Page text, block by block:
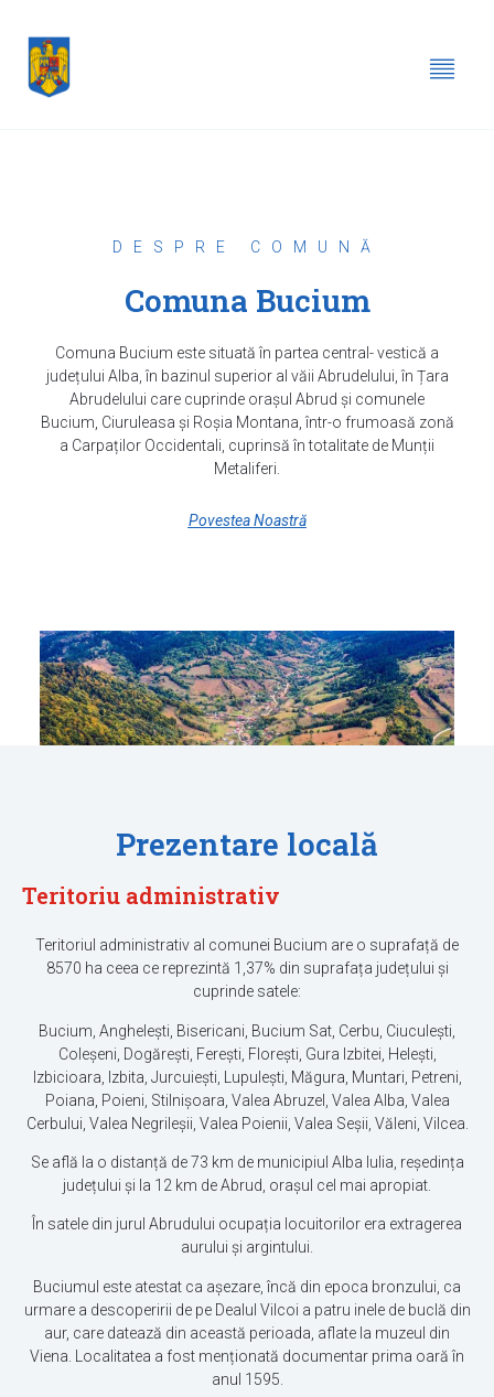
DESPRE COMUNĂ
Comuna Bucium
Comuna Bucium este situată în partea central- vestică a
județului Alba, în bazinul superior al văii Abrudelului, în Țara
Abrudelului care cuprinde orașul Abrud și comunele
Bucium, Ciuruleasa și Roșia Montana, într-o frumoasă zonă
a Carpaților Occidentali, cuprinsă în totalitate de Munții
Metaliferi.
Povestea Noastră
Prezentare locală
Teritoriu administrativ
Teritoriul administrativ al comunei Bucium are o suprafață de
8570 ha ceea ce reprezintă 1,37% din suprafața județului și
cuprinde satele:
Bucium, Anghelești, Bisericani, Bucium Sat, Cerbu, Ciuculești,
Coleșeni, Dogărești, Ferești, Florești, Gura Izbitei, Helești,
Izbicioara, Izbita, Jurcuiești, Lupulești, Măgura, Muntari, Petreni,
Poiana, Poieni, Stilnișoara, Valea Abruzel, Valea Alba, Valea
Cerbului, Valea Negrileșii, Valea Poienii, Valea Seșii, Văleni, Vilcea.
Se află la o distanță de 73 km de municipiul Alba Iulia, reședința
județului și la 12 km de Abrud, orașul cel mai apropiat.
În satele din jurul Abrudului ocupația locuitorilor era extragerea
aurului și argintului.
Buciumul este atestat ca așezare, încă din epoca bronzului, ca
urmare a descoperirii de pe Dealul Vilcoi a patru inele de buclă din
aur, care datează din această perioada, aflate la muzeul din
Viena. Localitatea a fost menționată documentar prima oară în
anul 1595.